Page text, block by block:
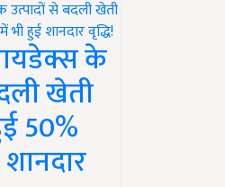
के
खेती
50%